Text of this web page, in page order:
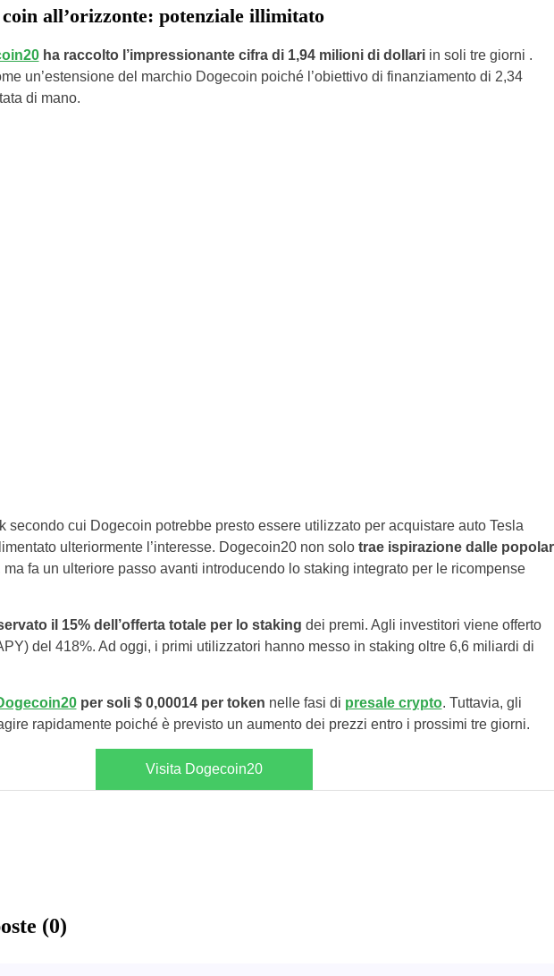
all’orizzonte: potenziale illimitato
ha raccolto l’impressionante cifra di 1,94 milioni di dollari in soli tre giorni .
un’estensione del marchio Dogecoin poiché l’obiettivo di finanziamento di 2,34
di mano.
secondo cui Dogecoin potrebbe presto essere utilizzato per acquistare auto Tesla
ulteriormente l’interesse. Dogecoin20 non solotrae ispirazione dalle
ma fa un ulteriore passo avanti introducendo lo staking integrato per le ricompense
il 15% dell’offerta totale per lo staking dei premi. Agli investitori viene offerto
del 418%. Ad oggi, i primi utilizzatori hanno messo in staking oltre 6,6 miliardi di
per soli $ 0,00014 per token nelle fasi di presale crypto. Tuttavia, gli
rapidamente poiché è previsto un aumento dei prezzi entro i prossimi tre giorni.
Visita Dogecoin20
(0)